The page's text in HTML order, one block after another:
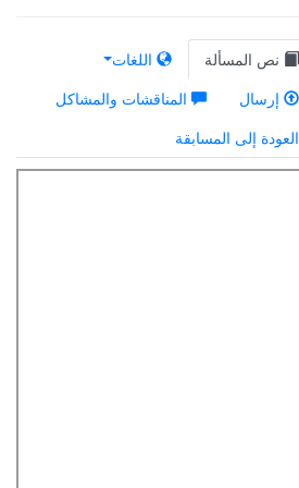
نص المسألة اللغات
إرسال المناقشات والمشاكل
العودة إلى المسابقة